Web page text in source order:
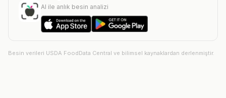
AI ile anlık besin analizi
Besin verileri USDA FoodData Central ve bilimsel kaynaklardan derlenmiştir.